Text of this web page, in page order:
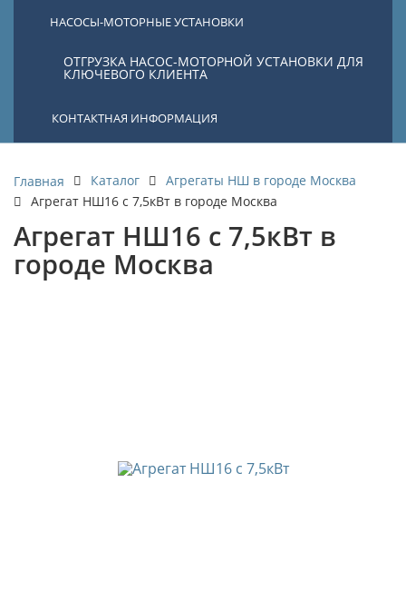
НАСОСЫ-МОТОРНЫЕ УСТАНОВКИ
ОТГРУЗКА НАСОС-МОТОРНОЙ УСТАНОВКИ ДЛЯ
КЛЮЧЕВОГО КЛИЕНТА
КОНТАКТНАЯ ИНФОРМАЦИЯ
Главная Каталог
Агрегаты НШ в городе Москва
Агрегат НШ16 с 7,5кВт в городе Москва
Агрегат НШ16 с 7,5кВт в
городе Москва